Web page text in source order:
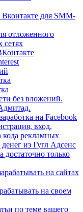
для SMM-
отложенного
сетях
без вложений.
на Facebook
вход,
кода рекламных
из Гугл Адсенс
достаточно только
на сайтах
на своем
по теме вашего